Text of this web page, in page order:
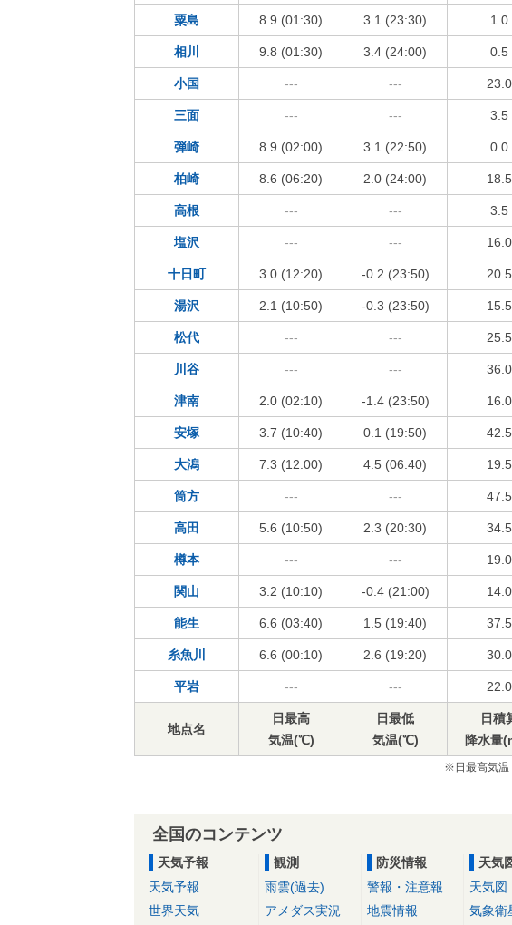
粟島 8.9 (01:30) 3.1 (23:30) 1.0
相川 9.8 (01:30) 3.4 (24:00) 0.5
小国 --- --- 23.0
三面 --- --- 3.5
弾崎 8.9 (02:00) 3.1 (22:50) 0.0
柏崎 8.6 (06:20) 2.0 (24:00) 18.5
高根 --- --- 3.5
塩沢 --- --- 16.0
十日町 3.0 (12:20) -0.2 (23:50) 20.5
湯沢 2.1 (10:50) -0.3 (23:50) 15.5
松代 --- --- 25.5
川谷 --- --- 36.0
津南 2.0 (02:10) -1.4 (23:50) 16.0
安塚 3.7 (10:40) 0.1 (19:50) 42.5
大潟 7.3 (12:00) 4.5 (06:40) 19.5
筒方 --- --- 47.5
高田 5.6 (10:50) 2.3 (20:30) 34.5
樽本 --- --- 19.0
関山 3.2 (10:10) -0.4 (21:00) 14.0
能生 6.6 (03:40) 1.5 (19:40) 37.5
糸魚川 6.6 (00:10) 2.6 (19:20) 30.0
平岩 --- --- 22.0
地点名
日最高
気温(℃)
日最低
気温(℃)
日積
降水量
※日最高気温
全国のコンテンツ
天気予報
天気予報
世界天気
観測
雨雲(過去)
アメダス実況
防災情報
警報・注意報
地震情報
天気
天気図
気象衛